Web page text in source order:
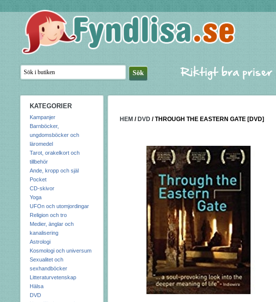
KATEGORIER
Kampanjer
Barnböcker,
ungdomsböcker och
läromedel
Tarot, orakelkort och
tillbehör
Ande, kropp och själ
Pocket
CD-skivor
Yoga
UFOn och utomjordingar
Religion och tro
Medier, änglar och
kanalisering
Astrologi
Kosmologi och universum
Sexualitet och
sexhandböcker
Litteraturvetenskap
Hälsa
DVD
HEM / DVD / THROUGH THE EASTERN GATE [DVD]